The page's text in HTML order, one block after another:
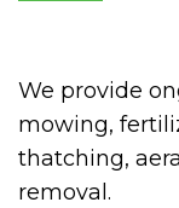
We provide
mowing,
thatching,
removal.